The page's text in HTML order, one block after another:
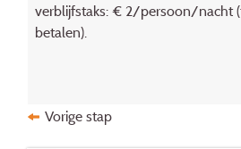
verblijfstaks: € 2/persoon/nacht
betalen).
Vorige stap